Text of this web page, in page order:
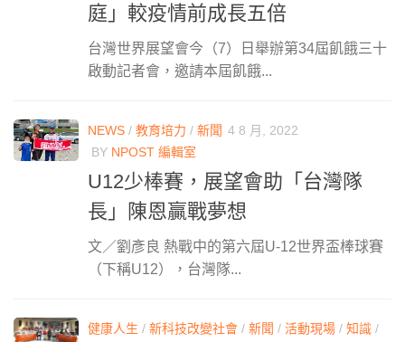
庭」較疫情前成長五倍
台灣世界展望會今（7）日舉辦第34屆飢餓三十
啟動記者會，邀請本屆飢餓...
NEWS / 教育培力 / 新聞 4 8 月, 2022
BY NPOST 編輯室
U12少棒賽，展望會助「台灣隊
長」陳恩贏戰夢想
文／劉彥良 熱戰中的第六屆U-12世界盃棒球賽
（下稱U12），台灣隊...
健康人生 / 新科技改變社會 / 新聞 / 活動現場 / 知識 /